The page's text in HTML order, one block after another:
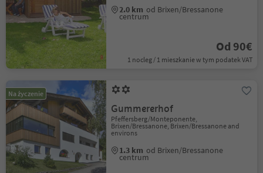
2.0 km od Brixen/Bressanone
centrum
Od 90€
1 nocleg / 1 mieszkanie w tym podatek VAT
Na życzenie
Gummererhof
Pfeffersberg/Monteponente,
Brixen/Bressanone, Brixen/Bressanone and
environs
1.3 km od Brixen/Bressanone
centrum